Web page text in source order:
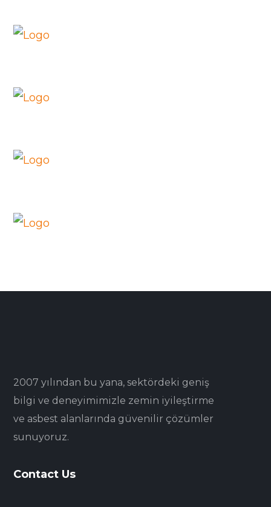
2007 yılından bu yana, sektördeki geniş
bilgi ve deneyimimizle zemin iyileştirme
ve asbest alanlarında güvenilir çözümler
sunuyoruz.
Contact Us